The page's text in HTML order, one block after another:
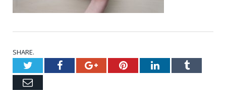
SHARE.
TwitterFacebookGoogle+PinterestLinkedInTumblr
Email